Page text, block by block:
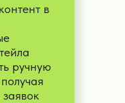
в
ручную